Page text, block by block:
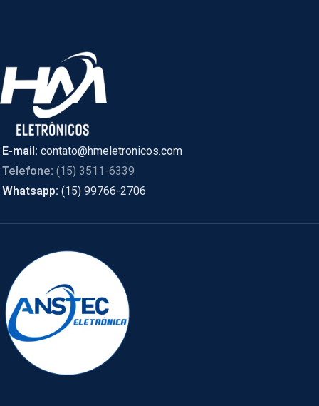
E-mail: contato@hmeletronicos.com
Telefone: (15) 3511-6339
Whatsapp: (15) 99766-2706